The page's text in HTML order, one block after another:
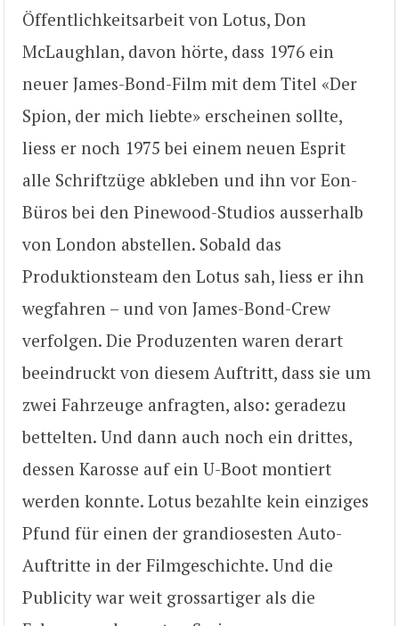
Öffentlichkeitsarbeit von Lotus, Don
McLaughlan, davon hörte, dass 1976 ein
neuer James-Bond-Film mit dem Titel «Der
Spion, der mich liebte» erscheinen sollte,
liess er noch 1975 bei einem neuen Esprit
alle Schriftzüge abkleben und ihn vor Eon-
Büros bei den Pinewood-Studios ausserhalb
von London abstellen. Sobald das
Produktionsteam den Lotus sah, liess er ihn
wegfahren – und von James-Bond-Crew
verfolgen. Die Produzenten waren derart
beeindruckt von diesem Auftritt, dass sie um
zwei Fahrzeuge anfragten, also: geradezu
bettelten. Und dann auch noch ein drittes,
dessen Karosse auf ein U-Boot montiert
werden konnte. Lotus bezahlte kein einziges
Pfund für einen der grandiosesten Auto-
Auftritte in der Filmgeschichte. Und die
Publicity war weit grossartiger als die